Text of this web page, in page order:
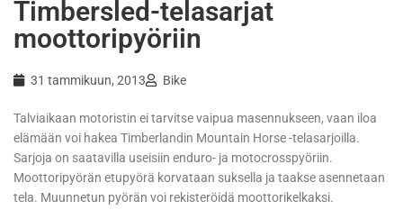
Timbersled-telasarjat
moottoripyöriin
31 tammikuun, 2013 Bike
Talviaikaan motoristin ei tarvitse vaipua masennukseen, vaan iloa
elämään voi hakea Timberlandin Mountain Horse -telasarjoilla.
Sarjoja on saatavilla useisiin enduro- ja motocrosspyöriin.
Moottoripyörän etupyörä korvataan suksella ja taakse asennetaan
tela. Muunnetun pyörän voi rekisteröidä moottorikelkaksi.